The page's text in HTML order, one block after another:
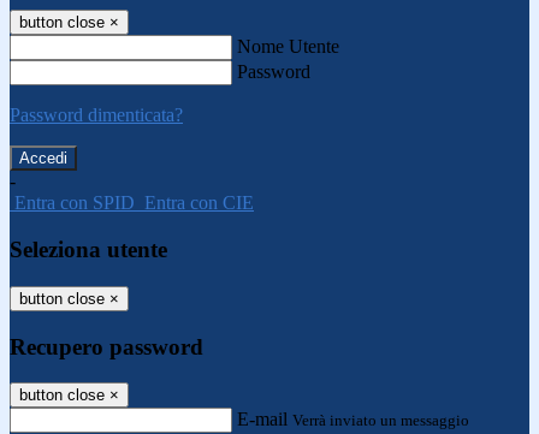
button close ×
Nome Utente
Password
Password dimenticata?
-
Entra con SPID Entra con CIE
Seleziona utente
button close ×
Recupero password
button close ×
E-mail Verrà inviato un messaggio